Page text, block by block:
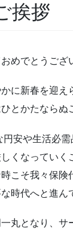
挨拶
めでとうござ
に新春を迎え
とかたならぬ
円安や生活必
くなっていく
こそ我々保
時代へと進ん
丸となり、サ